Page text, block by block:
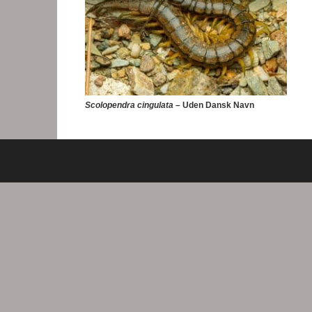
Scolopendra cingulata – Uden Dansk Navn